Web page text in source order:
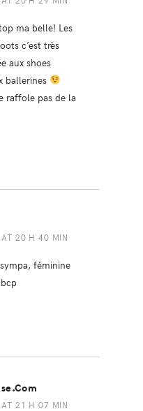
ma belle! Les
c’est très
aux shoes
ballerines
raffole pas de la
20 H 40 MIN
féminine
21 H 07 MIN